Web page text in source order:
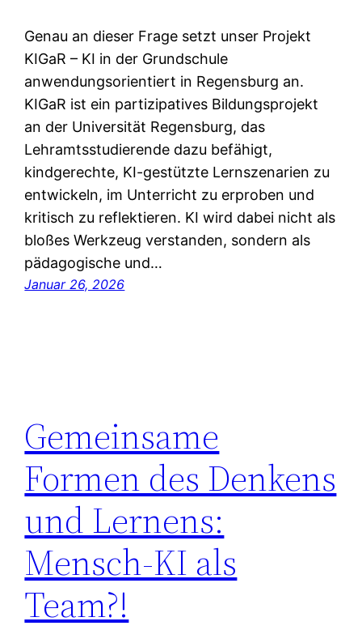
Genau an dieser Frage setzt unser Projekt
KIGaR – KI in der Grundschule
anwendungsorientiert in Regensburg an.
KIGaR ist ein partizipatives Bildungsprojekt
an der Universität Regensburg, das
Lehramtsstudierende dazu befähigt,
kindgerechte, KI-gestützte Lernszenarien zu
entwickeln, im Unterricht zu erproben und
kritisch zu reflektieren. KI wird dabei nicht als
bloßes Werkzeug verstanden, sondern als
pädagogische und…
Januar 26, 2026
Gemeinsame
Formen des Denkens
und Lernens:
Mensch-KI als
Team?!